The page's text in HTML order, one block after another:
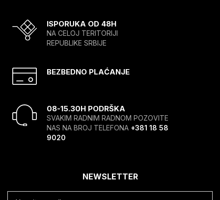
ISPORUKA OD 48H
NA CELOJ TERITORIJI
REPUBLIKE SRBIJE
BEZBEDNO PLAĆANJE
08-15.30H PODRŠKA
SVAKIM RADNIM RADNOM POZOVITE
NAS NA BROJ TELEFONA +381 18 58
9020
NEWSLETTER